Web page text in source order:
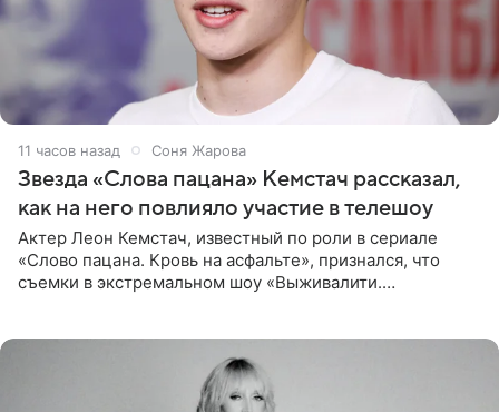
11 часов назад Соня Жарова
Звезда «Слова пацана» Кемстач рассказал,
как на него повлияло участие в телешоу
Актер Леон Кемстач, известный по роли в сериале
«Слово пацана. Кровь на асфальте», признался, что
съемки в экстремальном шоу «Выживалити.